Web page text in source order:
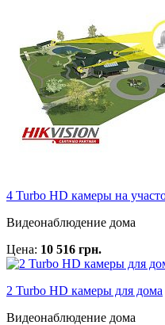
4 Turbo HD камеры на
Видеонаблюдение дома
Цена: 10 516 грн.
2 Turbo HD камеры для дома
Видеонаблюдение дома